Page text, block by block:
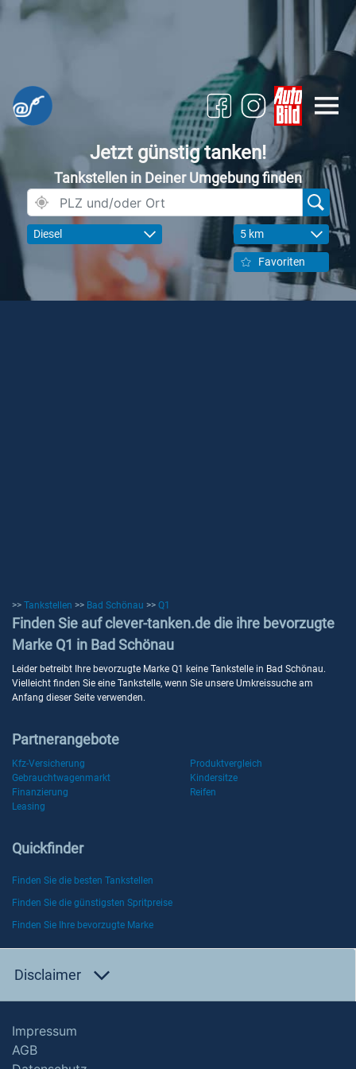
Jetzt günstig tanken!
Tankstellen in Deiner Umgebung finden
Diesel 5 km
Favoriten
>> Tankstellen >> Bad Schönau >> Q1
Finden Sie auf clever-tanken.de die ihre bevorzugte
Marke Q1 in Bad Schönau
Leider betreibt Ihre bevorzugte Marke Q1 keine Tankstelle in Bad Schönau.
Vielleicht finden Sie eine Tankstelle, wenn Sie unsere Umkreissuche am
Anfang dieser Seite verwenden.
Partnerangebote
Kfz-Versicherung
Produktvergleich
Gebrauchtwagenmarkt
Kindersitze
Finanzierung
Reifen
Leasing
Quickfinder
Finden Sie die besten Tankstellen
Finden Sie die günstigsten Spritpreise
Finden Sie Ihre bevorzugte Marke
Disclaimer
Impressum
AGB